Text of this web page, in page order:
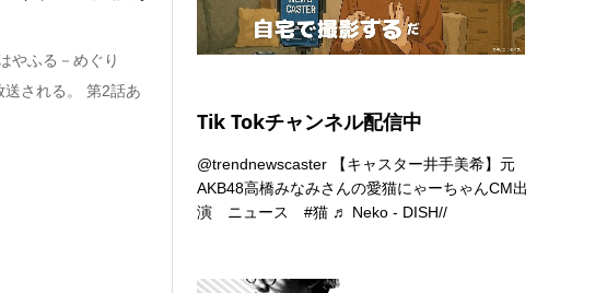
やふる－めぐり
される。 第2話あ
Tik Tokチャンネル配信中
@trendnewscaster 【キャスター井手美希】元
AKB48高橋みなみさんの愛猫にゃーちゃんCM出
演 ニュース#猫 ♬ Neko - DISH//